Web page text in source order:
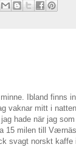
Ibland finns
vaknar mitt i
hade när jag
15 milen till
svagt norskt